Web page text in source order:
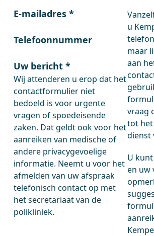
E-mailadres*
Telefoonnummer
Uw bericht*
Wij attenderen u erop dat het
contactformulier niet
bedoeld is voor urgente
vragen of spoedeisende
zaken. Dat geldt ook voor het
aanreiken van medische of
andere privacygevoelige
informatie. Neemt u voor het
afmelden van uw afspraak
telefonisch contact op met
het secretariaat van de
polikliniek.
u
maar
aan
vraag
tot
dienst
U
en uw